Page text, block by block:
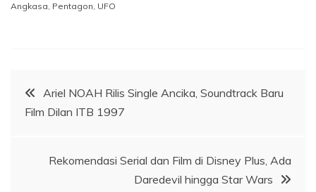
Angkasa Pentagon UFO
Navigasi
pos
Ariel NOAH Rilis Single Ancika, Soundtrack Baru
Film Dilan ITB 1997
Rekomendasi Serial dan Film di Disney Plus, Ada
Daredevil hingga Star Wars